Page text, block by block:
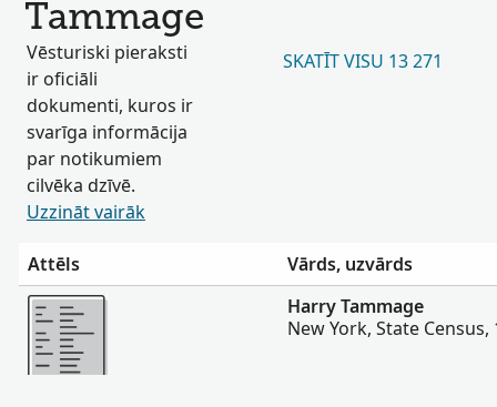
Tammage
Vēsturiski pieraksti
ir oficiāli
dokumenti, kuros ir
svarīga informācija
par notikumiem
cilvēka dzīvē.
Uzzināt vairāk
SKATĪT VISU 13 271
Attēls
Vārds, uzvārds
Vairāk
Harry Tammage
New York, State Census,